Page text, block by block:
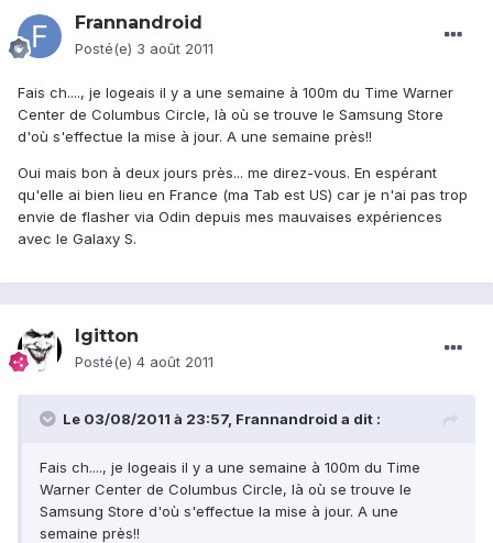
Frannandroid
Posté(e) 3 août 2011
Fais ch...., je logeais il y a une semaine à 100m du Time Warner
Center de Columbus Circle, là où se trouve le Samsung Store
d'où s'effectue la mise à jour. A une semaine près!!
Oui mais bon à deux jours près... me direz-vous. En espérant
qu'elle ai bien lieu en France (ma Tab est US) car je n'ai pas trop
envie de flasher via Odin depuis mes mauvaises expériences
avec le Galaxy S.
lgitton
Posté(e) 4 août 2011
Le 03/08/2011 à 23:57, Frannandroid a dit :
Fais ch...., je logeais il y a une semaine à 100m du Time
Warner Center de Columbus Circle, là où se trouve le
Samsung Store d'où s'effectue la mise à jour. A une
semaine près!!